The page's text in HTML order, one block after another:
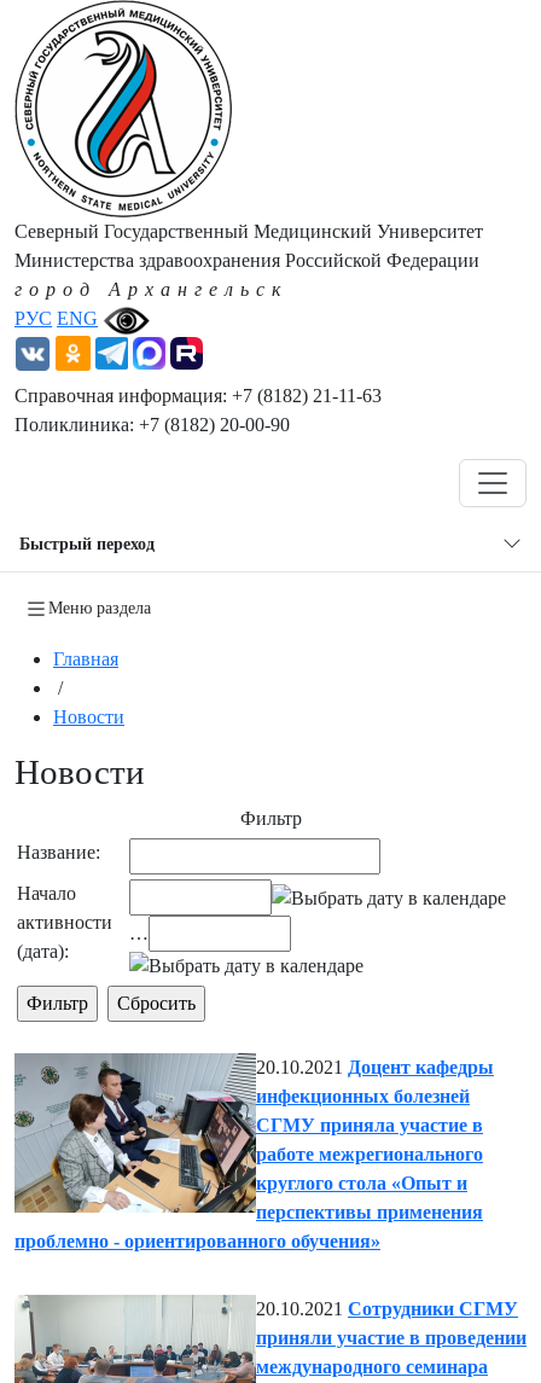
РУС ENG
Северный Государственный Медицинский Университет
Министерства здравоохранения Российской Федерации
город Архангельск
Справочная информация: +7 (8182) 21-11-63
Поликлиника: +7 (8182) 20-00-90
Быстрый переход
Меню раздела
Главная
/
Новости
Новости
Фильтр
Название:
Начало
активности
(дата):
…
20.10.2021 Доцент кафедры
инфекционных болезней
СГМУ приняла участие в
работе межрегионального
круглого стола «Опыт и
перспективы применения
проблемно - ориентированного обучения»
20.10.2021 Сотрудники СГМУ
приняли участие в проведении
международного семинара